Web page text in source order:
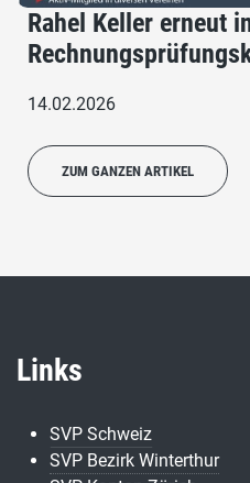
Rahel Keller erneut
14.02.2026
ZUM GANZEN ARTIKEL
Links
SVP Schweiz
SVP Bezirk Winterthur